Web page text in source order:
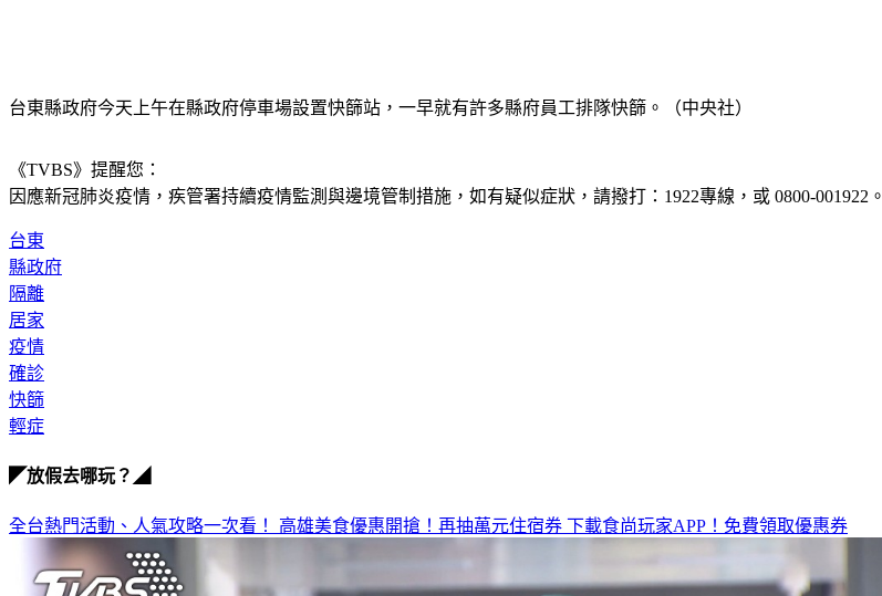
台東縣政府今天上午在縣政府停車場設置快篩站，一早就有許多縣府員工排隊快篩。（中央社）
《TVBS》提醒您：
因應新冠肺炎疫情，疾管署持續疫情監測與邊境管制措施， 如有疑似症狀，請撥打：1922專線，或 0800-001922。
台東
縣政府
隔離
居家
疫情
確診
快篩
輕症
◤放假去哪玩？◢
全台熱門活動、人氣攻略一次看！ 高雄美食優惠開搶！再抽萬元住宿券 下載食尚玩家APP！免費領取優惠券